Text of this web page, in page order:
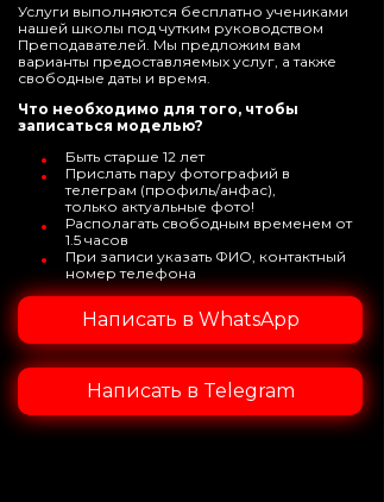
Услуги выполняются бесплатно учениками
нашей школы под чутким руководством
Преподавателей. Мы предложим вам
варианты предоставляемых услуг, а также
свободные даты и время.
Что необходимо для того, чтобы
записаться моделью?
Быть старше 12 лет
Прислать пару фотографий в
телеграм (профиль/анфас),
только актуальные фото!
Располагать свободным временем от
1.5 часов
При записи указать ФИО, контактный
номер телефона
Написать в WhatsApp
Написать в Telegram